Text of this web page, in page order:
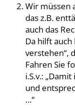
Wir müssen
das z.B.
auch das
Da hilft auch
verstehen“,
Fahren Sie
i.S.v.:
und
…“